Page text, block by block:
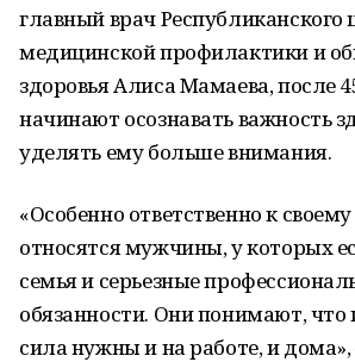
главный врач Республиканского
медицинской профилактики и
здоровья Алиса Мамаева, после
начинают осознавать важность
уделять ему больше внимания.
«Особенно ответственно к
относятся мужчины, у которых
семья и серьезные
обязанности. Они понимают, что
сила нужны и на работе, и